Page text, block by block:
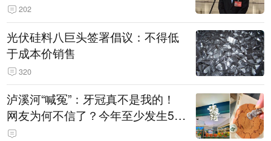
202
光伏硅料八巨头签署倡议：不得低
于成本价销售
320
泸溪河“喊冤”：牙冠真不是我的！
网友为何不信了？今年至少发生5
起“食品冤案”